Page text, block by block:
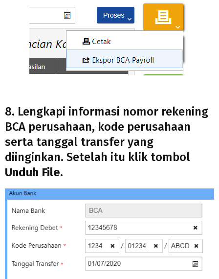
8. Lengkapi informasi nomor rekening
BCA perusahaan, kode perusahaan
serta tanggal transfer yang
diinginkan. Setelah itu klik tombol
Unduh File.